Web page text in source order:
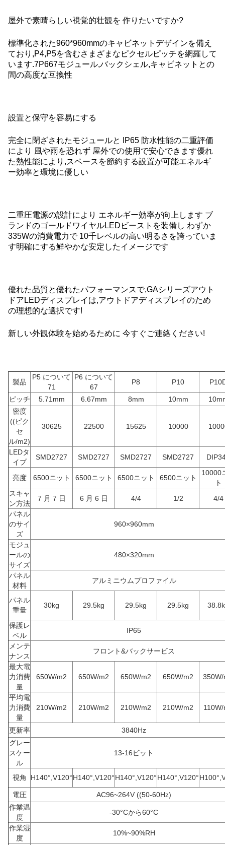
屋外で素晴らしい視覚的壮観を 作りたいですか?
標準化された960*960mmのキャビネットデザインを備え
ており,P4,P5を含むさまざまなピクセルピッチを網羅して
います.7P667モジュール,バックシェル,キャビネットとの
間の高度な互換性
設置と保守を容易にする
完全に閉ざされたモジュールと IP65 防水性能の二重評価
により 風や雨を恐れず 屋外での使用で安心できます優れ
た熱性能により,スペースを節約する設置が可能エネルギ
ー効率と環境に優しい
二重圧電源の設計により エネルギー効率が向上します ブ
ランドのゴールドワイヤルLEDビーストを装備し わずか
335Wの消費電力で 10千レベルの高い明るさを誇っていま
す明確にする鮮やかな安定したイメージです
優れた品質と優れたパフォーマンスで,GAシリーズアウト
ドアLEDディスプレイは,アウトドアディスプレイのため
の理想的な選択です!
新しい外観体験を始めるために 今すぐご連絡ください!
製品
P5 について
71
P6 について
67
P8 P10
ピッチ 5.71mm 6.67mm 8mm 10mm
密度
((ピク
セ
ル/m2)
30625 22500 15625 10000
LEDタ
イプ
SMD2727 SMD2727 SMD2727 SMD2727
亮度 6500ニット 6500ニット 6500ニット 6500ニット
10000
ト
スキャ
ン方法
7 月 7 日 6 月 6 日 4/4 1/2
4/4
パネル
のサイ
ズ
960×960mm
モジュ
ールの
サイズ
480×320mm
パネル
材料
アルミニウムプロファイル
パネル
重量
30kg 29.5kg 29.5kg 29.5kg
保護レ
ベル
IP65
メンテ
ナンス
フロント&バックサービス
最大電
力消費
量
650W/m2 650W/m2 650W/m2 650W/m2 350W/
平均電
力消費
量
210W/m2 210W/m2 210W/m2 210W/m2
更新率
3840Hz
グレー
スケー
ル
13-16ビット
視角 H140°,V120°H140°,V120°H140°,V120°H140°,V120°
電圧
AC96~264V ((50-60Hz)
作業温
度
-30°Cから60°C
作業湿
度
10%~90%RH